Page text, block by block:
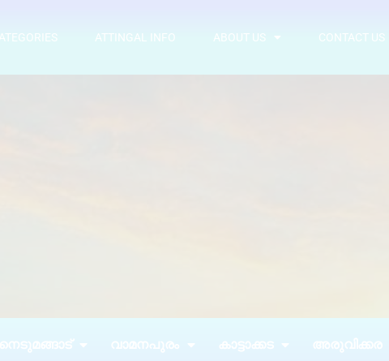
ATTINGAL INFO ABOUT US CONTACT US
നെടുമങ്ങാട് വാമനപുരം കാട്ടാക്കട അരുവിക്കര